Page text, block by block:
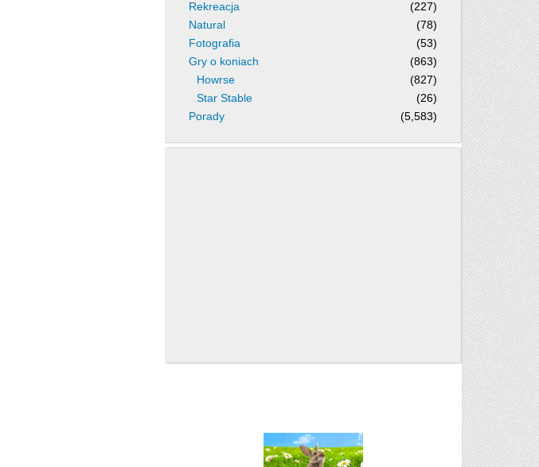
Rekreacja
(227)
Natural
(78)
Fotografia
(53)
Gry o koniach
(863)
Howrse
(827)
Star Stable
(26)
Porady
(5,583)